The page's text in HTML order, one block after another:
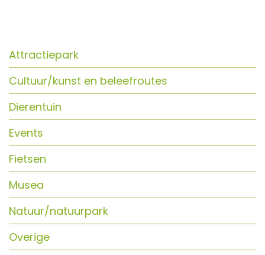
Attractiepark
Cultuur/kunst en beleefroutes
Dierentuin
Events
Fietsen
Musea
Natuur/natuurpark
Overige